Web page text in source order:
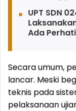
UPT SDN
Ada
Secara umum,
lancar. Meski
teknis pada
pelaksanaan